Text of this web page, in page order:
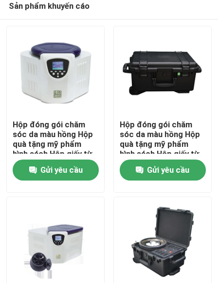
Video
Sản phẩm khuyến cáo
Hộp đóng gói chăm
sóc da màu hồng Hộp
quà tặng mỹ phẩm
hình sách Hộp giấy từ
cho chăm sóc da chai
mỹ phẩm với miếng
chèn
Gửi yêu cầu
Hộp đóng gói chăm
sóc da màu hồng Hộp
quà tặng mỹ phẩm
hình sách Hộp giấy từ
cho chăm sóc da chai
mỹ phẩm với miếng
chèn
Gửi yêu cầu